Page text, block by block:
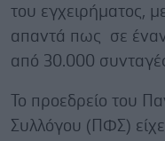
του εγχειρήματος,
απαντά πως σε
από 30.000
Το προεδρείο του
Συλλόγου (ΠΦΣ)